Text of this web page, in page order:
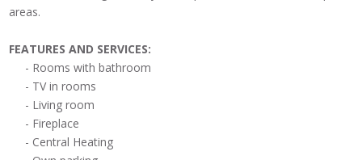
areas.
FEATURES AND SERVICES:
- Rooms with bathroom
- TV in rooms
- Living room
- Fireplace
- Central Heating